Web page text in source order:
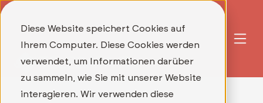
Diese Website speichert Cookies auf
Ihrem Computer. Diese Cookies werden
verwendet, um Informationen darüber
zu sammeln, wie Sie mit unserer Website
interagieren. Wir verwenden diese